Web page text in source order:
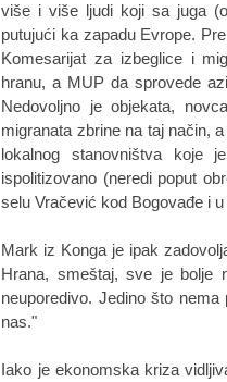
više i više ljudi koji sa juga
putujući ka zapadu Evrope.
Komesarijat za izbeglice i
hranu, a MUP da sprovede
Nedovoljno je objekata,
migranata zbrine na taj način,
lokalnog stanovništva koje
ispolitizovano (neredi poput
selu Vračević kod Bogovađe i
Mark iz Konga je ipak
Hrana, smeštaj, sve je bolje
neuporedivo. Jedino što
nas."
Iako je ekonomska kriza